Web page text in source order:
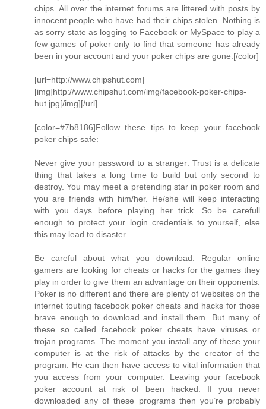
chips. All over the internet forums are littered with posts by
innocent people who have had their chips stolen. Nothing is
as sorry state as logging to Facebook or MySpace to play a
few games of poker only to find that someone has already
been in your account and your poker chips are gone.[/color]
[url=http://www.chipshut.com]
[img]http://www.chipshut.com/img/facebook-poker-chips-
hut.jpg[/img][/url]
[color=#7b8186]Follow these tips to keep your facebook
poker chips safe:
Never give your password to a stranger: Trust is a delicate
thing that takes a long time to build but only second to
destroy. You may meet a pretending star in poker room and
you are friends with him/her. He/she will keep interacting
with you days before playing her trick. So be carefull
enough to protect your login credentials to yourself, else
this may lead to disaster.
Be careful about what you download: Regular online
gamers are looking for cheats or hacks for the games they
play in order to give them an advantage on their opponents.
Poker is no different and there are plenty of websites on the
internet touting facebook poker cheats and hacks for those
brave enough to download and install them. But many of
these so called facebook poker cheats have viruses or
trojan programs. The moment you install any of these your
computer is at the risk of attacks by the creator of the
program. He can then have access to vital information that
you access from your computer. Leaving your facebook
poker account at risk of been hacked. If you never
downloaded any of these programs then you’re probably